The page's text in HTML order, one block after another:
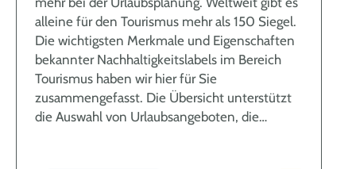
„Untätigkeit“ ansteckend ist, das heißt: Wenn
Sie ein Problem oder eine Herausforderung
erkennen – zum Beispiel zu viel
Plastikkonsum – aber niemanden sehen, der
reagiert, werden Sie das Problem weniger
ernst oder gar nicht wahr nehmen und deshalb
auch nicht reagieren. Das bedeutet im
alleine für den Tourismus mehr als 150 Siegel.
Die wichtigsten Merkmale und Eigenschaften
bekannter Nachhaltigkeitslabels im Bereich
Tourismus haben wir hier für Sie
zusammengefasst. Die Übersicht unterstützt
die Auswahl von Urlaubsangeboten, die